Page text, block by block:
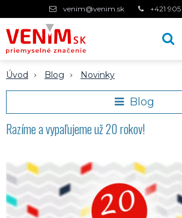
venim@venim.sk +421 905
Úvod Blog Novinky
Blog
Razíme a vypaľujeme už 20 rokov!